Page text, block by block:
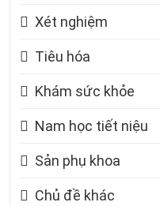
Xét nghiệm
Tiêu hóa
Khám sức khỏe
Nam học tiết niệu
Sản phụ khoa
Chủ đề khác